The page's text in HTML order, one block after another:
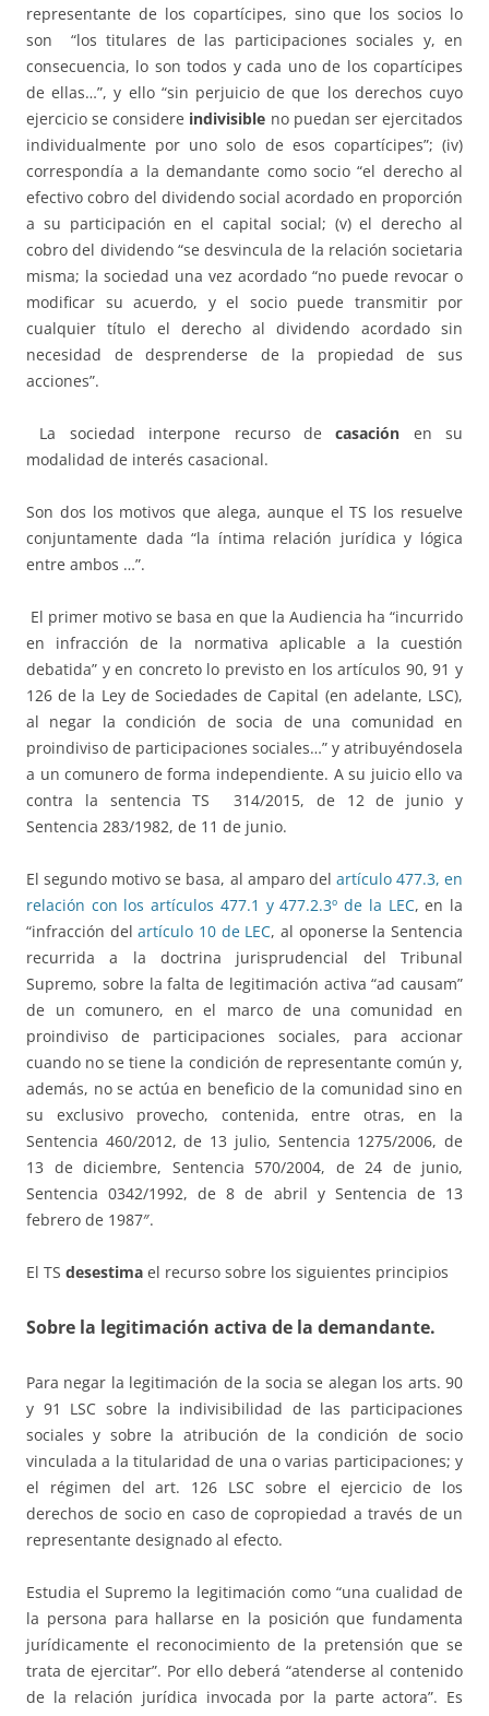
representante de los copartícipes, sino que los socios lo
son “los titulares de las participaciones sociales y, en
consecuencia, lo son todos y cada uno de los copartícipes
de ellas…”, y ello “sin perjuicio de que los derechos cuyo
ejercicio se considere indivisible no puedan ser ejercitados
individualmente por uno solo de esos copartícipes”; (iv)
correspondía a la demandante como socio “el derecho al
efectivo cobro del dividendo social acordado en proporción
a su participación en el capital social; (v) el derecho al
cobro del dividendo “se desvincula de la relación societaria
misma; la sociedad una vez acordado “no puede revocar o
modificar su acuerdo, y el socio puede transmitir por
cualquier título el derecho al dividendo acordado sin
necesidad de desprenderse de la propiedad de sus
acciones”.
La sociedad interpone recurso decasación en su
modalidad de interés casacional.
Son dos los motivos que alega, aunque el TS los resuelve
conjuntamente dada “la íntima relación jurídica y lógica
entre ambos …”.
El primer motivo se basa en que la Audiencia ha “incurrido
en infracción de la normativa aplicable a la cuestión
debatida” y en concreto lo previsto en los artículos 90, 91 y
126 de la Ley de Sociedades de Capital (en adelante, LSC),
al negar la condición de socia de una comunidad en
proindiviso de participaciones sociales…” y atribuyéndosela
a un comunero de forma independiente. A su juicio ello va
contra la sentencia TS 314/2015, de 12 de junio y
Sentencia 283/1982, de 11 de junio.
El segundo motivo se basa, al amparo del artículo 477.3, en
relación con los artículos 477.1 y 477.2.3º de la LEC, en la
“infracción delartículo 10 de LEC, al oponerse la Sentencia
recurrida a la doctrina jurisprudencial del Tribunal
Supremo, sobre la falta de legitimación activa “ad causam”
de un comunero, en el marco de una comunidad en
proindiviso de participaciones sociales, para accionar
cuando no se tiene la condición de representante común y,
además, no se actúa en beneficio de la comunidad sino en
su exclusivo provecho, contenida, entre otras, en la
Sentencia 460/2012, de 13 julio, Sentencia 1275/2006, de
13 de diciembre, Sentencia 570/2004, de 24 de junio,
Sentencia 0342/1992, de 8 de abril y Sentencia de 13
febrero de 1987″.
El TS desestima el recurso sobre los siguientes principios
Sobre la legitimación activa de la demandante.
Para negar la legitimación de la socia se alegan los arts. 90
y 91 LSC sobre la indivisibilidad de las participaciones
sociales y sobre la atribución de la condición de socio
vinculada a la titularidad de una o varias participaciones; y
el régimen del art. 126 LSC sobre el ejercicio de los
derechos de socio en caso de copropiedad a través de un
representante designado al efecto.
Estudia el Supremo la legitimación como “una cualidad de
la persona para hallarse en la posición que fundamenta
jurídicamente el reconocimiento de la pretensión que se
trata de ejercitar”. Por ello deberá “atenderse al contenido
de la relación jurídica invocada por la parte actora”. Es